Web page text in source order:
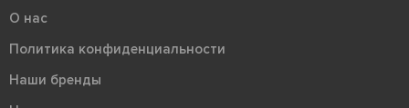
О нас
Политика конфиденциальности
Наши бренды